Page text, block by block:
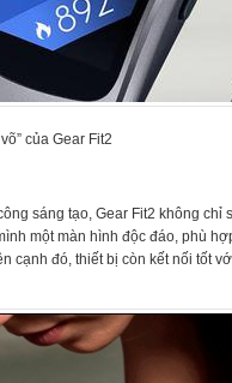
của Gear Fit2
sáng tạo, Gear Fit2 không
một màn hình độc đáo, phù
cạnh đó, thiết bị còn kết nối tốt